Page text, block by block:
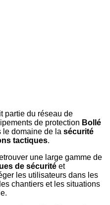
partie du réseau de
de protection Bollé
le domaine de la sécurité
tactiques.
une large gamme de
de sécurité et
les utilisateurs dans les
chantiers et les situations